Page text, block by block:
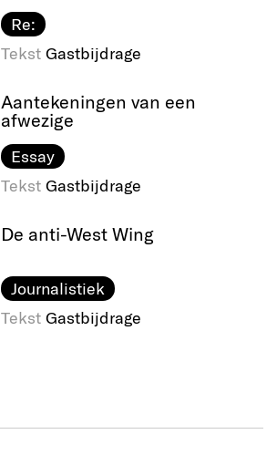
Re:
Tekst Gastbijdrage
Aantekeningen van een
afwezige
Essay
Tekst Gastbijdrage
De anti-West Wing
Journalistiek
Tekst Gastbijdrage